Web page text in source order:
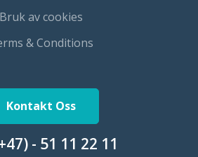
Bruk av cookies
& Conditions
Kontakt Oss
- 51 11 22 11